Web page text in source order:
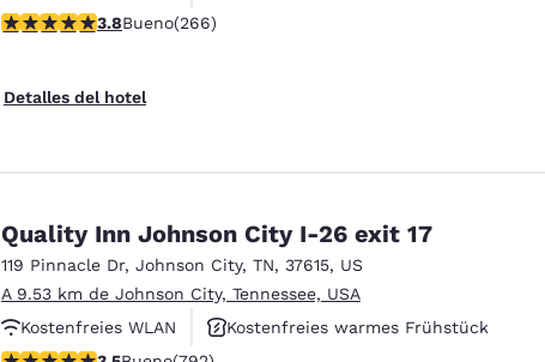
Rauchfrei
Calificación de 3.75 estrellas. Bueno. 266 reseñas
3.8Bueno(266)
Detalles del hotel
Quality Inn Johnson City I-26 exit 17
119 Pinnacle Dr, Johnson City, TN, 37615, US
A 9.53 km de Johnson City, Tennessee, USA
Kostenfreies WLAN
Kostenfreies warmes Frühstück